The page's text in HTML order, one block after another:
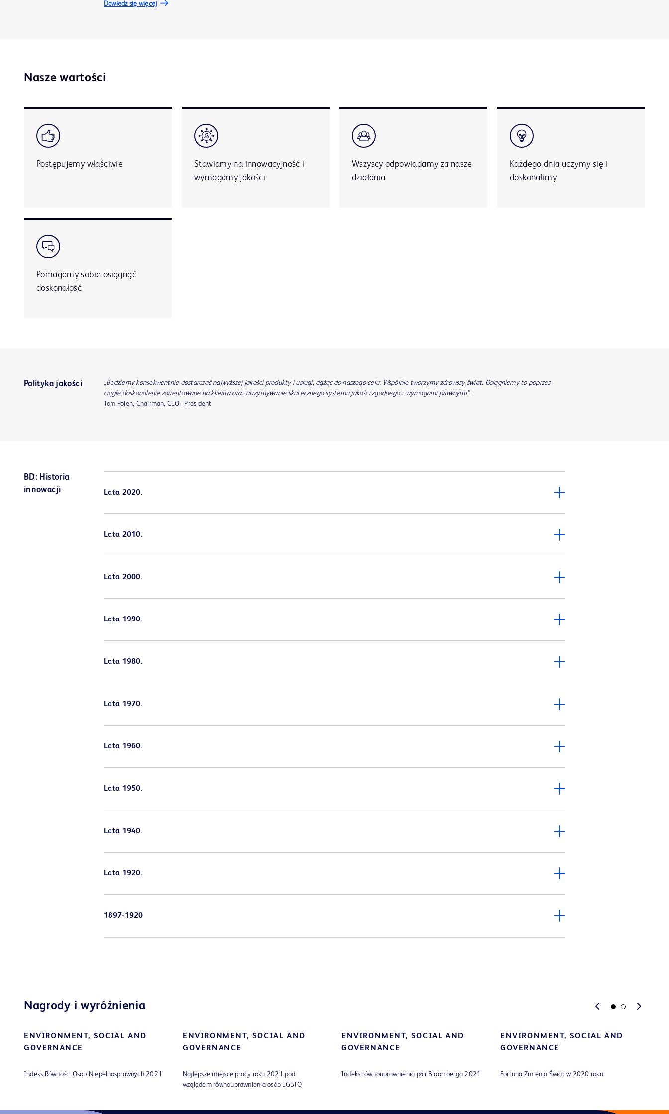
Dowiedz się więcej
Nasze wartości
Postępujemy właściwie
Stawiamy na innowacyjność i
wymagamy jakości
Wszyscy odpowiadamy za nasze
działania
Każdego dnia uczymy się i
doskonalimy
Pomagamy sobie osiągnąć
doskonałość
Polityka jakości
„Będziemy konsekwentnie dostarczać najwyższej jakości produkty i usługi, dążąc do naszego celu: Wspólnie tworzymy zdrowszy świat. Osiągniemy to poprzez
ciągłe doskonalenie zorientowane na klienta oraz utrzymywanie skutecznego systemu jakości zgodnego z wymogami prawnymi”.
Tom Polen, Chairman, CEO i President
BD: Historia
innowacji
Lata 2020.
Lata 2010.
Lata 2000.
Lata 1990.
Lata 1980.
Lata 1970.
Lata 1960.
Lata 1950.
Lata 1940.
Lata 1920.
1897-1920
Nagrody i wyróżnienia
ENVIRONMENT, SOCIAL AND
GOVERNANCE
Indeks Równości Osób Niepełnosprawnych 2021
ENVIRONMENT, SOCIAL AND
GOVERNANCE
Najlepsze miejsce pracy roku 2021 pod
względem równouprawnienia osób LGBTQ
ENVIRONMENT, SOCIAL AND
GOVERNANCE
Indeks równouprawnienia płci Bloomberga 2021
ENVIRONMENT, SOCIAL AND
GOVERNANCE
Fortuna Zmienia Świat w 2020 roku